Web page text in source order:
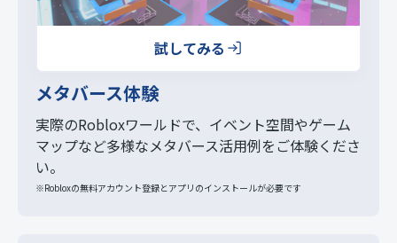
試してみる
メタバース体験
実際のRobloxワールドで、イベント空間やゲーム
マップなど多様なメタバース活用例をご体験くださ
い。
※Robloxの無料アカウント登録とアプリのインストールが必要です